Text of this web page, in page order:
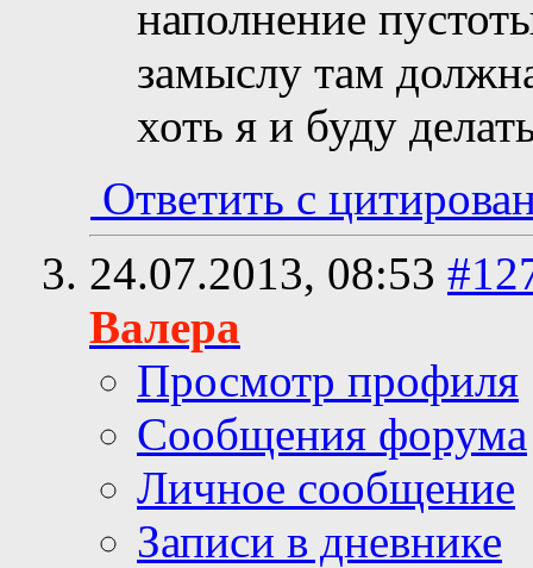
наполнение
замыслу там
хоть я и буду
Ответить с
24.07.2013, 08:53
Валера
Просмотр профиля
Сообщения форума
Личное сообщение
Записи в дневнике